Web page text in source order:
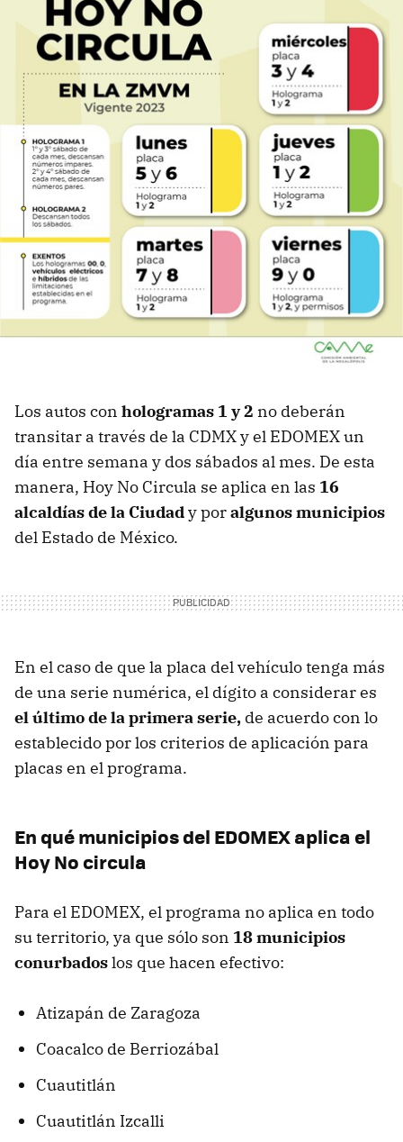
Los autos con hologramas 1 y 2 no deberán
transitar a través de la CDMX y el EDOMEX un
día entre semana y dos sábados al mes. De esta
manera, Hoy No Circula se aplica en las 16
alcaldías de la Ciudady poralgunos municipios
del Estado de México.
En el caso de que la placa del vehículo tenga más
de una serie numérica, el dígito a considerar es
el último de la primera serie, de acuerdo con lo
establecido por los criterios de aplicación para
placas en el programa.
En qué municipios del EDOMEX aplica el
Hoy No circula
Para el EDOMEX, el programa no aplica en todo
su territorio, ya que sólo son 18 municipios
conurbadoslos que hacen efectivo:
Atizapán de Zaragoza
Coacalco de Berriozábal
Cuautitlán
Cuautitlán Izcalli